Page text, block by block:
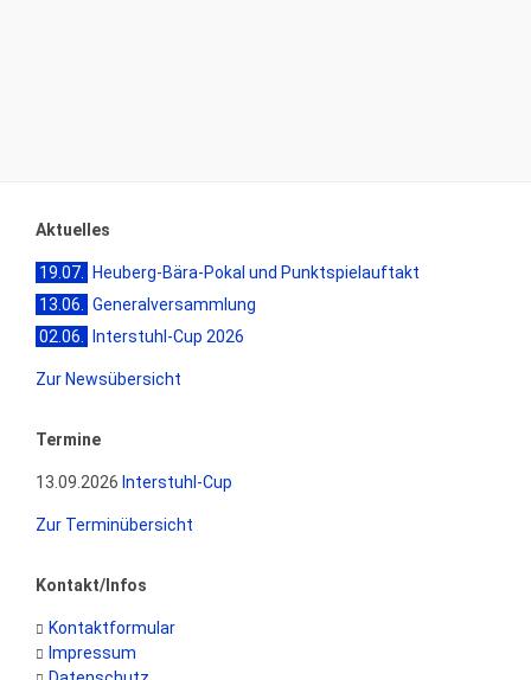
Aktuelles
19.07.
Heuberg-Bära-Pokal und Punktspielauftakt
13.06.
Generalversammlung
02.06.
Interstuhl-Cup 2026
Zur Newsübersicht
Termine
13.09.2026 Interstuhl-Cup
Zur Terminübersicht
Kontakt/Infos
Kontaktformular
Impressum